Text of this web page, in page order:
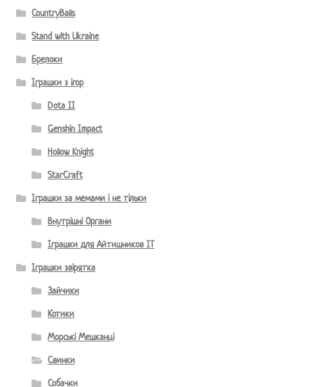
CountryBalls
Stand with Ukraine
Брелоки
Іграшки з ігор
Dota II
Genshin Impact
Hollow Knight
StarCraft
Іграшки за мемами і не тільки
Внутрішні Органи
Іграшки для Айтишников IT
Іграшки звірятка
Зайчики
Котики
Морські Мешканці
Свинки
Собачки